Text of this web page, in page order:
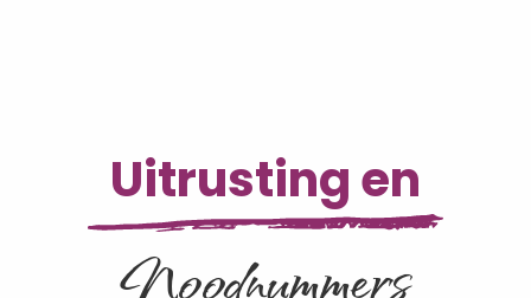
Uitrusting en
Noodnummers